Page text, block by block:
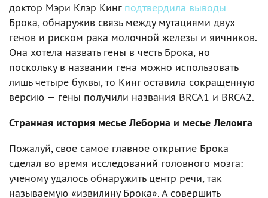
доктор Мэри Клэр Кинг подтвердила выводы
Брока, обнаружив связь между мутациями двух
генов и риском рака молочной железы и яичников.
Она хотела назвать гены в честь Брока, но
поскольку в названии гена можно использовать
лишь четыре буквы, то Кинг оставила сокращенную
версию — гены получили названия BRCA1 и BRCA2.
Странная история месье Леборна и месье Лелонга
Пожалуй, свое самое главное открытие Брока
сделал во время исследований головного мозга:
ученому удалось обнаружить центр речи, так
называемую «извилину Брока». А совершить